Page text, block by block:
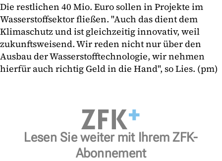
Die restlichen 40 Mio. Euro sollen in Projekte im
Wasserstoffsektor fließen. "Auch das dient dem
Klimaschutz und ist gleichzeitig innovativ, weil
zukunftsweisend. Wir reden nicht nur über den
Ausbau der Wasserstofftechnologie, wir nehmen
hierfür auch richtig Geld in die Hand", so Lies. (pm)
Lesen Sie weiter mit Ihrem ZFK-
Abonnement